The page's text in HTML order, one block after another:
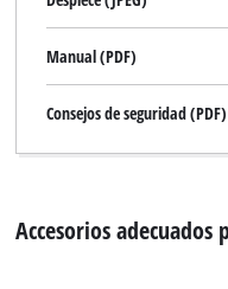
Manual (PDF)
Consejos de seguridad (PDF)
Accesorios adecuados